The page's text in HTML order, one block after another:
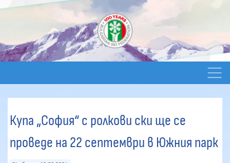
Купа „София“ с ролкови ски ще се
проведе на 22 септември в Южния парк